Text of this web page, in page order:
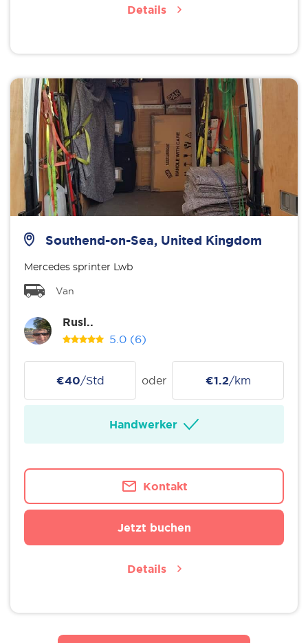
Details
Southend-on-Sea, United Kingdom
Mercedes sprinter Lwb
Van
Rusl..
5.0 (6)
€40/Std oder €1.2/km
Handwerker
Kontakt
Jetzt buchen
Details